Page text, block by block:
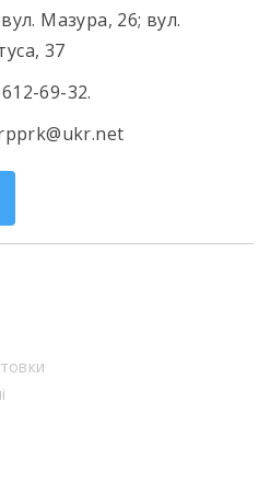
Мазура, 26; вул.
37
69-32.